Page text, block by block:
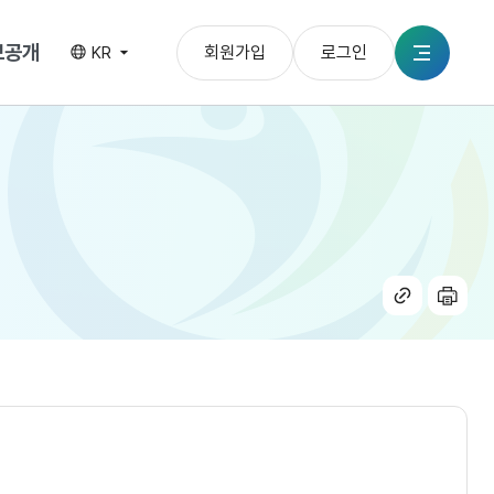
개 KR 회원가입 로그인
전체메뉴